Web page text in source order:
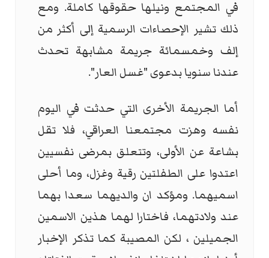
في المجتمع ونيلها حقوقها كاملة. ومع
ذلك تشير الإحصاءات الرسمية إلى أكثر من
إلف وخمسمائة جريمة مشابهة تحدث
عندنا سنويا بدعوى "غسل العار".
أما الجريمة الأخرى التي حدثت في اليوم
نفسه وهزت مجتمعنا العراقي، فلا تقل
بشاعة عن الأولى، وتتعلق بمرضى نفسيين
اعتدوا على الطفلتين رقية وغزل، وما أحلى
اسميهما. ومؤكد ان والديهما سعدا بهما
عند ولادتهما، فاختارا لهما هذين الاسمين
الجميلين ، لكن المصيبة كما تذكر الإخبار